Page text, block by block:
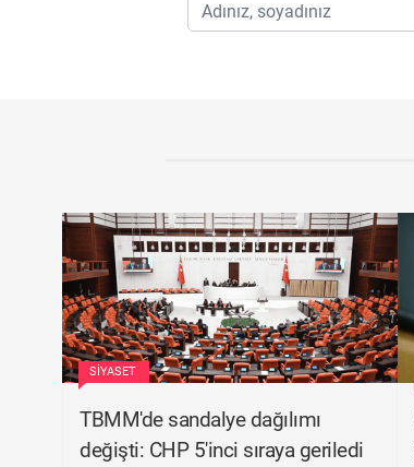
SIYASET
TBMM'de sandalye dağılımı
değişti: CHP 5'inci sıraya geriledi